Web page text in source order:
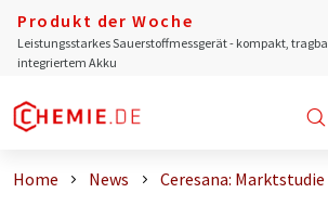
Produkt der Woche
Leistungsstarkes Sauerstoffmessgerät - kompakt,
integriertem Akku
Home News Ceresana: